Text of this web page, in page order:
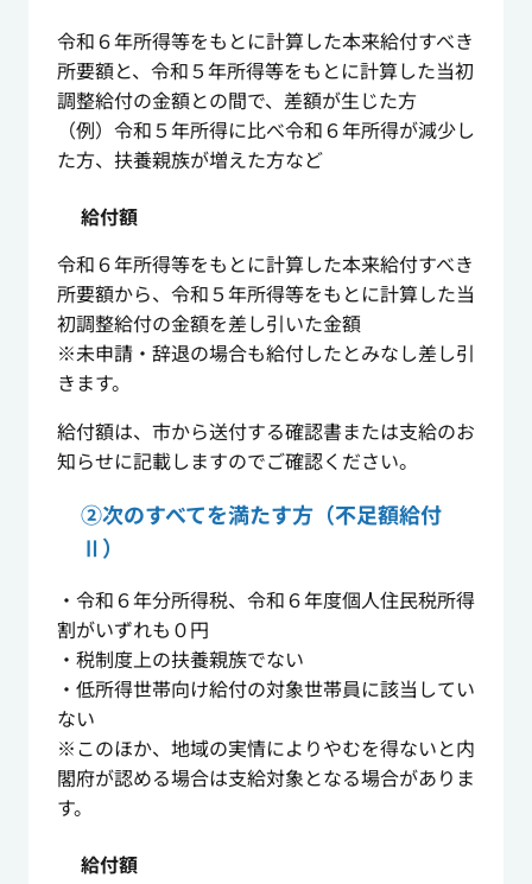
令和６年所得等をもとに計算した本来給付すべき
所要額と、令和５年所得等をもとに計算した当初
調整給付の金額との間で、差額が生じた方
（例）令和５年所得に比べ令和６年所得が減少し
た方、扶養親族が増えた方など
給付額
令和６年所得等をもとに計算した本来給付すべき
所要額から、 令和５年所得等をもとに計算した当
初調整給付の金額を差し引いた金額
※未申請・辞退の場合も給付したとみなし差し引
きます。
給付額は、市から送付する確認書または支給のお
知らせに記載しますのでご確認ください。
②次のすべてを満たす方（不足額給付
Ⅱ）
・令和６年分所得税、令和６年度個人住民税所得
割がいずれも０円
・税制度上の扶養親族でない
・低所得世帯向け給付の対象世帯員に該当してい
ない
※このほか、地域の実情によりやむを得ないと内
閣府が認める場合は支給対象となる場合がありま
す。
給付額